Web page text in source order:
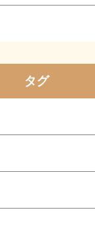
タグ